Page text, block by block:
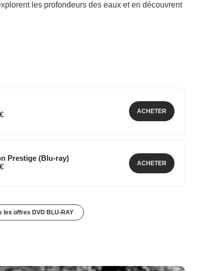
les profondeurs des eaux et en découvrent
ACHETER
Prestige (Blu-ray)
ACHETER
les offres DVD BLU-RAY